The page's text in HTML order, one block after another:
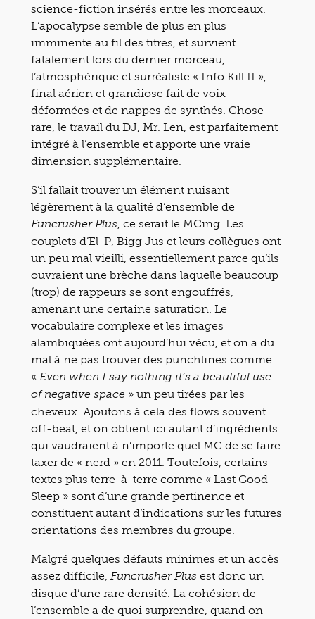
science-fiction insérés entre les morceaux.
L’apocalypse semble de plus en plus
imminente au fil des titres, et survient
fatalement lors du dernier morceau,
l’atmosphérique et surréaliste « Info Kill II »,
final aérien et grandiose fait de voix
déformées et de nappes de synthés. Chose
rare, le travail du DJ, Mr. Len, est parfaitement
intégré à l’ensemble et apporte une vraie
dimension supplémentaire.
S’il fallait trouver un élément nuisant
légèrement à la qualité d’ensemble de
Funcrusher Plus , ce serait le MCing. Les
couplets d’El-P, Bigg Jus et leurs collègues ont
un peu mal vieilli, essentiellement parce qu’ils
ouvraient une brèche dans laquelle beaucoup
(trop) de rappeurs se sont engouffrés,
amenant une certaine saturation. Le
vocabulaire complexe et les images
alambiquées ont aujourd’hui vécu, et on a du
mal à ne pas trouver des punchlines comme
« Even when I say nothing it’s a beautiful use
of negative space » un peu tirées par les
cheveux. Ajoutons à cela des flows souvent
off-beat, et on obtient ici autant d’ingrédients
qui vaudraient à n’importe quel MC de se faire
taxer de « nerd » en 2011. Toutefois, certains
textes plus terre-à-terre comme « Last Good
Sleep » sont d’une grande pertinence et
constituent autant d’indications sur les futures
orientations des membres du groupe.
Malgré quelques défauts minimes et un accès
assez difficile, Funcrusher Plus est donc un
disque d’une rare densité. La cohésion de
l’ensemble a de quoi surprendre, quand on